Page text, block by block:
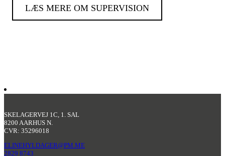
LÆS MERE OM SUPERVISION
SKELAGERVEJ 1C, 1. SAL
8200 AARHUS N.
CVR: 35296018
ELINEHYLDAGER@PM.ME
2829 8743